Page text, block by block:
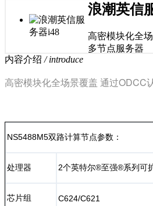
浪潮英信
高密模块化全
多节点服务器
内容介绍 / introduce
高密模块化全场景覆盖 通过ODCC
NS5488M5双路计算节点参数：
处理器 2个英特尔®至强®系列可
芯片组 C624/C621